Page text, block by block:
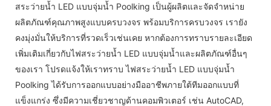
สระว่ายน้ำ LED แบบจุ่มน้ำ Poolking เป็นผู้ผลิตและจัดจำหน่าย
ผลิตภัณฑ์คุณภาพสูงแบบครบวงจร พร้อมบริการครบวงจร เรายัง
คงมุ่งมั่นให้บริการที่รวดเร็วเช่นเคย หากต้องการทราบรายละเอียด
เพิ่มเติมเกี่ยวกับไฟสระว่ายน้ำ LED แบบจุ่มน้ำและผลิตภัณฑ์อื่นๆ
ของเรา โปรดแจ้งให้เราทราบ ไฟสระว่ายน้ำ LED แบบจุ่มน้ำ
Poolking ได้รับการออกแบบอย่างมืออาชีพภายใต้ทีมออกแบบที่
แข็งแกร่ง ซึ่งมีความเชี่ยวชาญด้านคอมพิวเตอร์ เช่น AutoCAD,